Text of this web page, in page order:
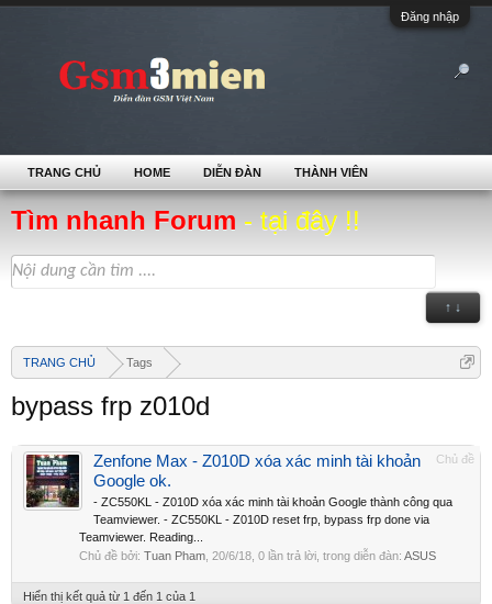
Đăng nhập
Tìm nhanh Forum - tại đây !!
↑ ↓
TRANG CHỦ Tags
bypass frp z010d
Chủ đề
Zenfone Max - Z010D xóa xác minh tài khoản
Google ok.
- ZC550KL - Z010D xóa xác minh tài khoản Google thành công qua
Teamviewer. - ZC550KL - Z010D reset frp, bypass frp done via
Teamviewer. Reading...
Chủ đề bởi: Tuan Pham 20/6/18 , 0 lần trả lời, trong diễn đàn: ASUS
Hiển thị kết quả từ 1 đến 1 của 1
TRANG CHỦ HOME DIỄN ĐÀN THÀNH VIÊN